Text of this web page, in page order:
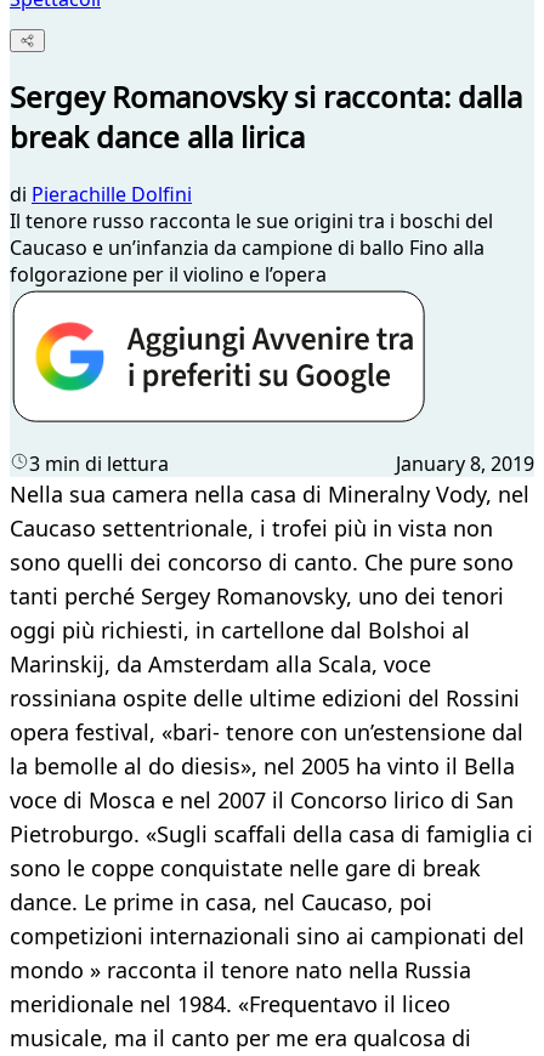
Sergey Romanovsky si racconta: dalla
break dance alla lirica
di Pierachille Dolfini
Il tenore russo racconta le sue origini tra i boschi del
Caucaso e un’infanzia da campione di ballo Fino alla
folgorazione per il violino e l’opera
3 min di lettura January 8, 2019
Nella sua camera nella casa di Mineralny Vody, nel
Caucaso settentrionale, i trofei più in vista non
sono quelli dei concorso di canto. Che pure sono
tanti perché Sergey Romanovsky, uno dei tenori
oggi più richiesti, in cartellone dal Bolshoi al
Marinskij, da Amsterdam alla Scala, voce
rossiniana ospite delle ultime edizioni del Rossini
opera festival, «bari- tenore con un’estensione dal
la bemolle al do diesis», nel 2005 ha vinto il Bella
voce di Mosca e nel 2007 il Concorso lirico di San
Pietroburgo. «Sugli scaffali della casa di famiglia ci
sono le coppe conquistate nelle gare di break
dance. Le prime in casa, nel Caucaso, poi
competizioni internazionali sino ai campionati del
mondo » racconta il tenore nato nella Russia
meridionale nel 1984. «Frequentavo il liceo
musicale, ma il canto per me era qualcosa di